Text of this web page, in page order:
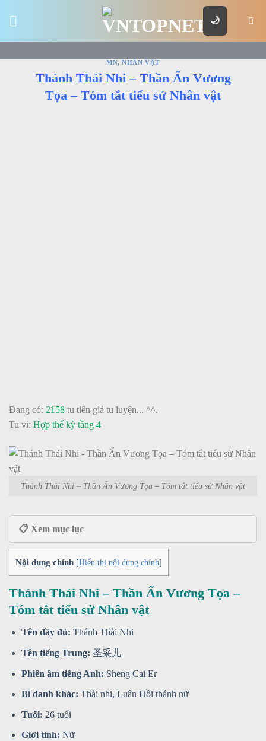
🌙
MN,NHÂN VẬT
Thánh Thải Nhi – Thần Ấn Vương
Tọa – Tóm tắt tiểu sử Nhân vật
Đang có: 2158 tu tiên giả tu luyện... ^^.
Tu vi: Hợp thể kỳ tầng 4
Thánh Thải Nhi – Thần Ấn Vương Tọa – Tóm tắt tiểu sử Nhân vật
📋 Xem mục lục
Nội dung chính [Hiển thị nội dung chính]
Thánh Thải Nhi – Thần Ấn Vương Tọa –
Tóm tắt tiểu sử Nhân vật
Tên đầy đủ: Thánh Thải Nhi
Tên tiếng Trung: 圣采儿
Phiên âm tiếng Anh: Sheng Cai Er
Bí danh khác: Thải nhi, Luân Hồi thánh nữ
Tuổi: 26 tuổi
Giới tính: Nữ